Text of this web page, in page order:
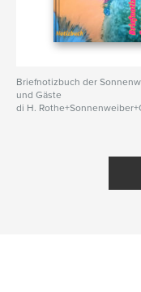
Briefnotizbuch der
und Gäste
di H.